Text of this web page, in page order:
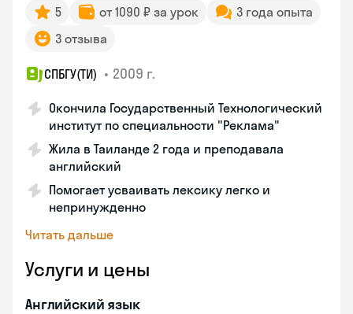
5 от 1090 ₽ за урок
3 года опыта
3 отзыва
СПБГУ(ТИ) • 2009 г.
Окончила Государственный Технологический
институт по специальности "Реклама"
Жила в Таиланде 2 года и преподавала
английский
Помогает усваивать лексику легко и
непринужденно
Читать дальше
Услуги и цены
Английский язык